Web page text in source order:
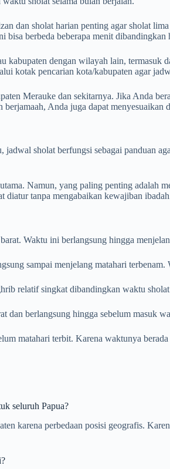
dan sholat harian penting agar sholat
berbeda beberapa menit dibandingkan
kabupaten dengan wilayah lain,
kotak pencarian kota/kabupaten agar
Merauke dan sekitarnya. Jika Anda
Anda juga dapat menyesuaikan
sholat berfungsi sebagai panduan
Namun, yang paling penting adalah
diatur tanpa mengabaikan kewajiban
Waktu ini berlangsung hingga
sampai menjelang matahari
relatif singkat dibandingkan waktu
dan berlangsung hingga sebelum masuk
matahari terbit. Karena waktunya
seluruh Papua?
karena perbedaan posisi geografis.